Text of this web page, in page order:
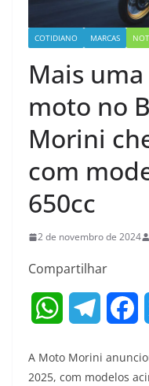
COTIDIANO MARCAS
Mais
moto no
Morini
com
650cc
2 de novembro de 2024
Compartilhar
W
a
l
c
A Moto Morini
2025, com modelos